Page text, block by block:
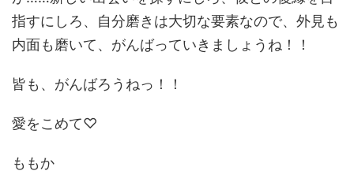
指すにしろ、自分磨きは大切な要素なので、外見も
内面も磨いて、がんばっていきましょうね！！
皆も、がんばろうねっ！！
愛をこめて♡
ももか